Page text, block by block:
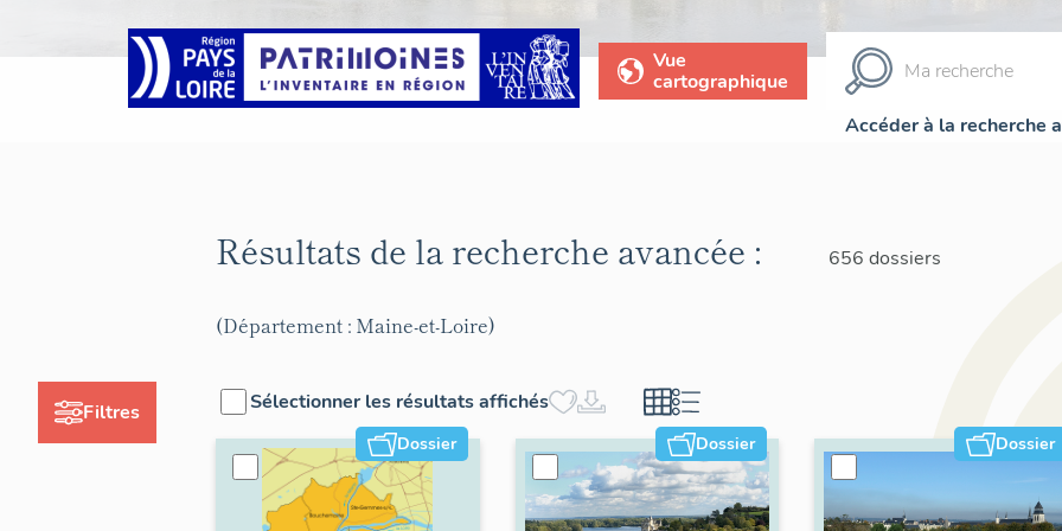
Vue
cartographique
Accéder à la recherche
Filtres
Résultats de la recherche avancée : 656 dossiers
(Département : Maine-et-Loire)
Sélectionner les résultats affichés
Dossier Dossier Dossier